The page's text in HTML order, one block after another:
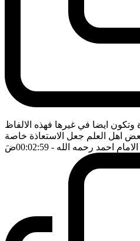
وتكون ايضا في غيرها فهذه الالفاظ
بعض اهل العلم جعل الاستعاذة خاصة
احمد رحمه الله - 00:02:59 ضَ